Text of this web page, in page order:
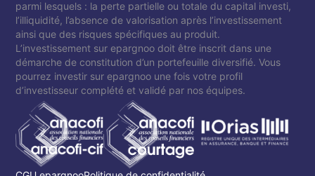
parmi lesquels : la perte partielle ou totale du capital investi,
l’illiquidité, l’absence de valorisation après l’investissement
ainsi que des risques spécifiques au produit.
L’investissement sur epargnoo doit être inscrit dans une
démarche de constitution d’un portefeuille diversifié. Vous
pourrez investir sur epargnoo une fois votre profil
d’investisseur complété et validé par nos équipes.